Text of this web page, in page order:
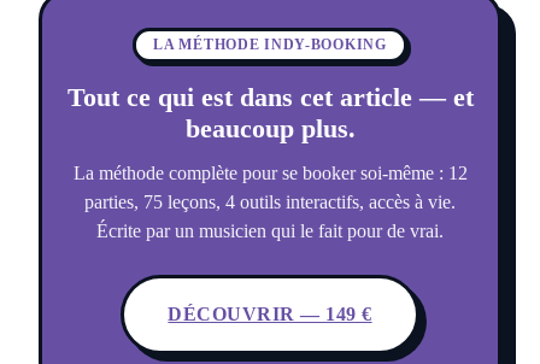
LA MÉTHODE INDY-BOOKING
Tout ce qui est dans cet article — et
beaucoup plus.
La méthode complète pour se booker soi-même : 12
parties, 75 leçons, 4 outils interactifs, accès à vie.
Écrite par un musicien qui le fait pour de vrai.
DÉCOUVRIR — 149 €